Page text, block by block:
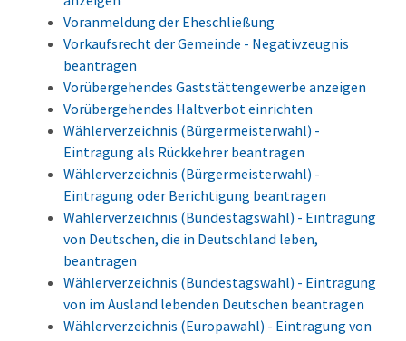
Voranmeldung der Eheschließung
Vorkaufsrecht der Gemeinde - Negativzeugnis
beantragen
Vorübergehendes Gaststättengewerbe anzeigen
Vorübergehendes Haltverbot einrichten
Wählerverzeichnis (Bürgermeisterwahl) -
Eintragung als Rückkehrer beantragen
Wählerverzeichnis (Bürgermeisterwahl) -
Eintragung oder Berichtigung beantragen
Wählerverzeichnis (Bundestagswahl) - Eintragung
von Deutschen, die in Deutschland leben,
beantragen
Wählerverzeichnis (Bundestagswahl) - Eintragung
von im Ausland lebenden Deutschen beantragen
Wählerverzeichnis (Europawahl) - Eintragung von